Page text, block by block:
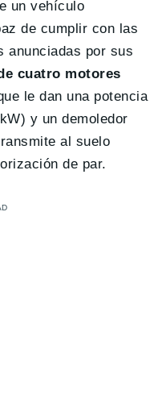
un vehículo
de cumplir con las
anunciadas por sus
cuatro motores
le dan una potencia
y un demoledor
al suelo
de par.